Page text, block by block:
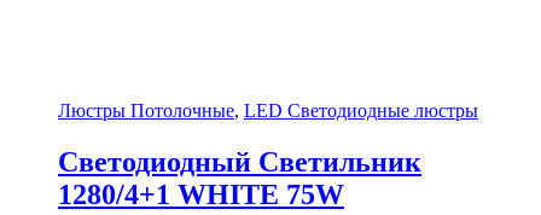
Люстры Потолочные, LED Светодиодные люстры
Светодиодный Светильник
1280/4+1 WHITE 75W